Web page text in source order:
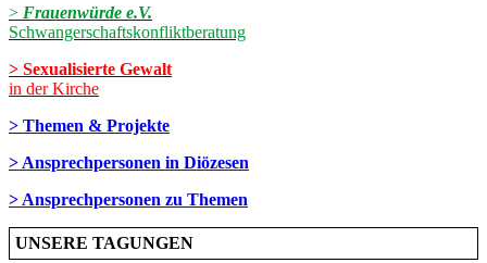
> Frauenwürde e.V.
Schwangerschaftskonfliktberatung
> Sexualisierte Gewalt
in der Kirche
> Themen & Projekte
> Ansprechpersonen in Diözesen
> Ansprechpersonen zu Themen
UNSERE TAGUNGEN